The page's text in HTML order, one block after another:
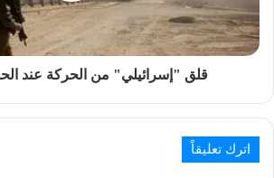
قلق "إسرائيلي" من الحركة عند
اترك تعليقاً